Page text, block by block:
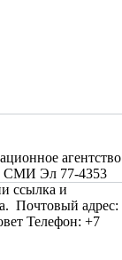
агентство
СМИ Эл 77-4353
ссылка и
Почтовый адрес:
Телефон: +7